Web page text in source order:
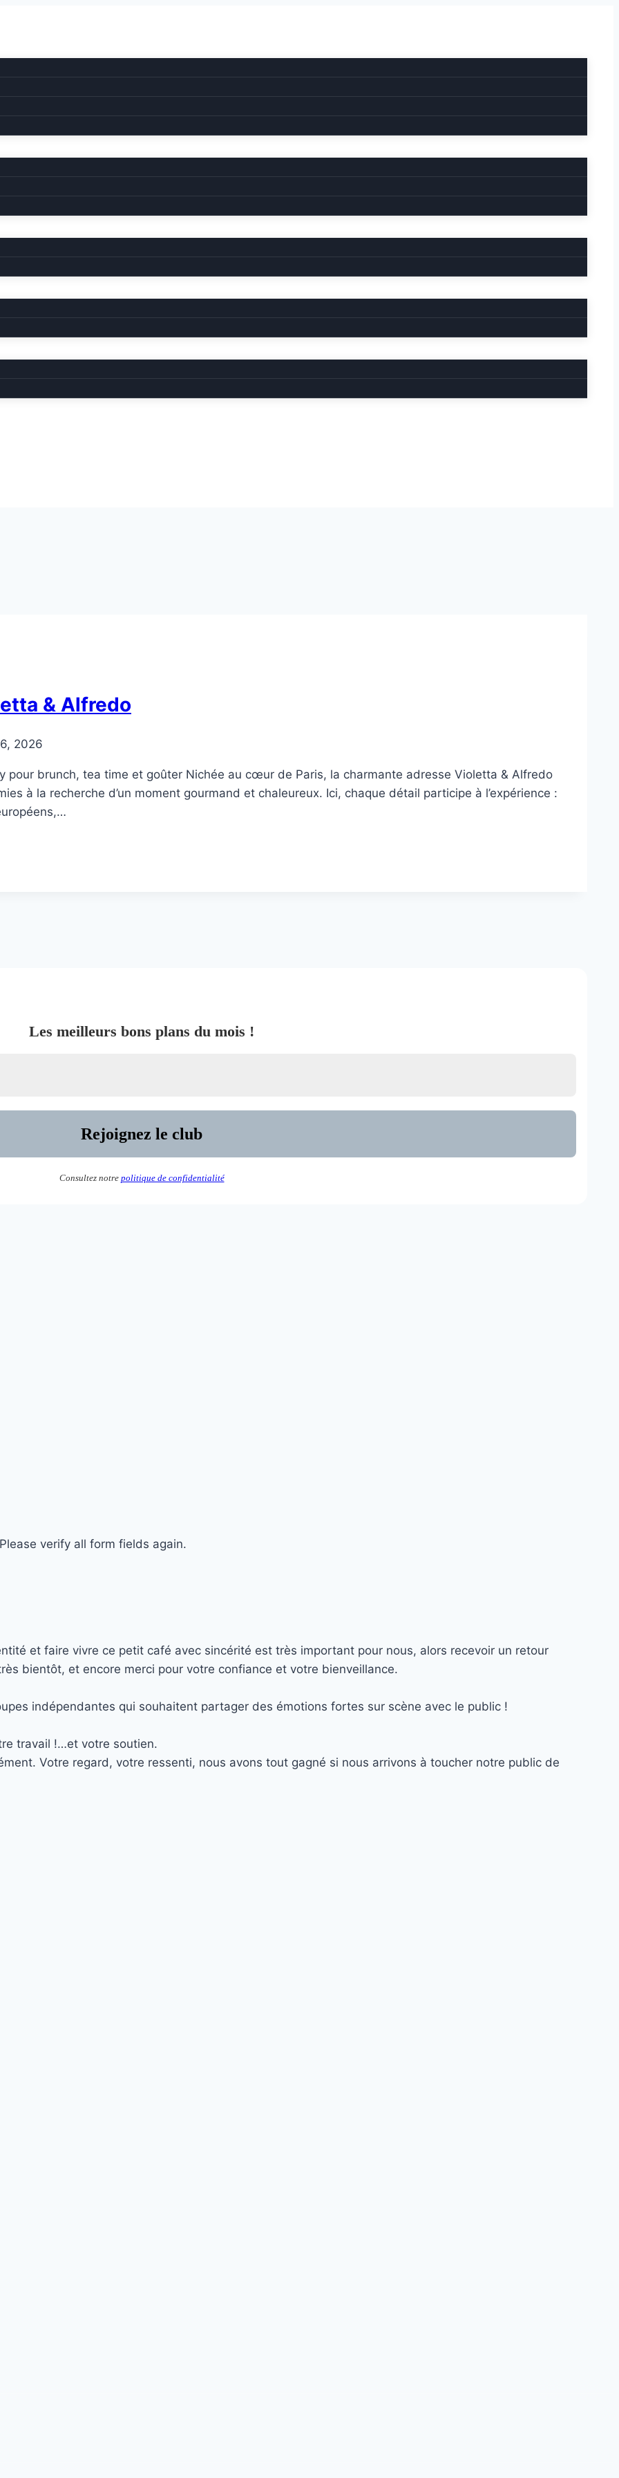
& Alfredo
2026
pour brunch, tea time et goûter Nichée au cœur de Paris, la charmante adresse Violetta & Alfredo
à la recherche d’un moment gourmand et chaleureux. Ici, chaque détail participe à l’expérience :
Les meilleurs bons plans du mois !
Consultez notre politique de confidentialité
verify all form fields again.
et faire vivre ce petit café avec sincérité est très important pour nous, alors recevoir un retour
bientôt, et encore merci pour votre confiance et votre bienveillance.
indépendantes qui souhaitent partager des émotions fortes sur scène avec le public !
travail !…et votre soutien.
Votre regard, votre ressenti, nous avons tout gagné si nous arrivons à toucher notre public de